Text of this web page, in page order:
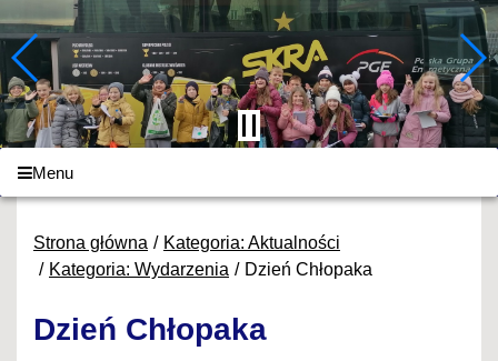
Menu
Strona główna
Kategoria: Aktualności
Kategoria: Wydarzenia
Dzień Chłopaka
Dzień Chłopaka